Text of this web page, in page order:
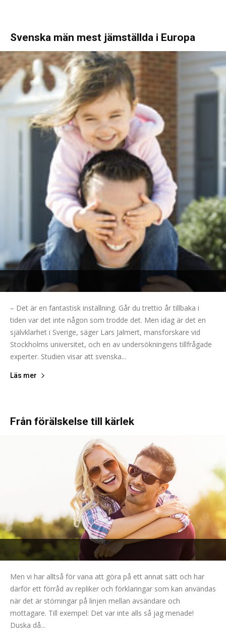
Svenska män mest jämställda i Europa
– Det är en fantastisk inställning. Går du trettio år tillbaka i
tiden var det inte någon som trodde det. Men idag är det en
självklarhet i Sverige, säger Lars Jalmert, mansforskare vid
Stockholms universitet, och en av undersökningens tillfrågade
experter. Studien visar att svenska...
Läs mer
Från förälskelse till kärlek
Men vi har alltså för vana att göra på ett annat sätt och har
därför ett förråd av repliker och förklaringar som kan användas
när det är störningar på linjen mellan avsändare och
mottagare. Till exempel: Det var inte alls så jag menade!
Duska då...